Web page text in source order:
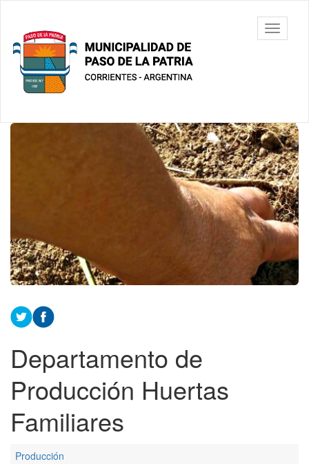
contenido
principal
Municipalidad
de Paso De
La Patria
barra
Contenido
Departamento de
Producción Huertas
Familiares
Producción